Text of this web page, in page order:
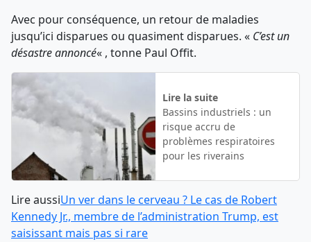
Avec pour conséquence, un retour de maladies
jusqu’ici disparues ou quasiment disparues. « C’est un
désastre annoncé« , tonne Paul Offit.
Lire la suite
Bassins industriels : un
risque accru de
problèmes respiratoires
pour les riverains
Lire aussiUn ver dans le cerveau ? Le cas de Robert
Kennedy Jr., membre de l’administration Trump, est
saisissant mais pas si rare